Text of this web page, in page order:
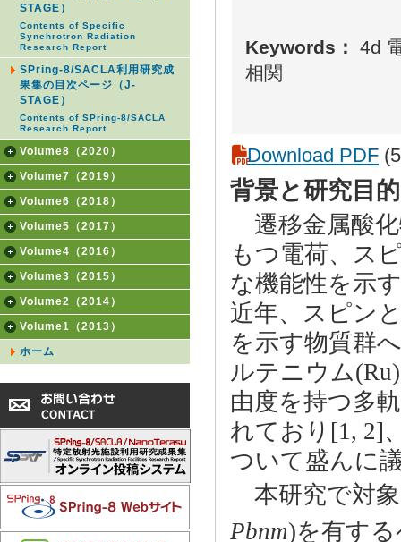
STAGE）
Contents of Specific
Synchrotron Radiation
Research Report
SPring-8/SACLA利用研究成
果集の目次ページ（J-
STAGE）
Contents of SPring-8/SACLA
Research Report
Volume8（2020）
Volume7（2019）
Volume6（2018）
Volume5（2017）
Volume4（2016）
Volume3（2015）
Volume2（2014）
Volume1（2013）
ホーム
Keywords：
4d
相関
Download PDF
背景と研究目
遷移金属酸化
もつ電荷、ス
な機能性を示
近年、スピン
を示す物質群
ルテニウム
由度を持つ多
れており[1, 2]
ついて盛んに
本研究で対象
Pbnm)を有す